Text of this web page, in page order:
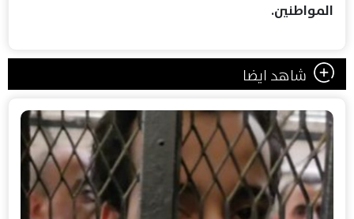
المواطنين.
شاهد ايضا